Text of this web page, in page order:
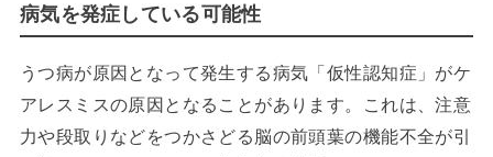
病気を発症している可能性
うつ病が原因となって発生する病気「仮性認知症」がケ
アレスミスの原因となることがあります。これは、注意
力や段取りなどをつかさどる脳の前頭葉の機能不全が引